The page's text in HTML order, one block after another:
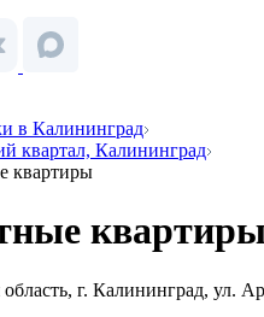
в Калининград
квартал, Калининград
квартиры
г. Калининград, ул.